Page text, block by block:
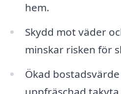
hem.
Skydd mot väder
minskar risken för
Ökad